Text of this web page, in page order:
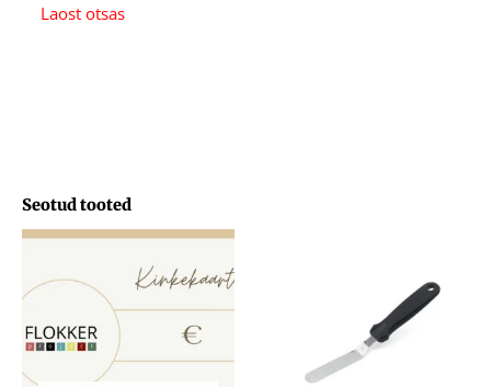
Laost otsas
Seotud tooted
Hinnavahemik:
kuni
103,33 €